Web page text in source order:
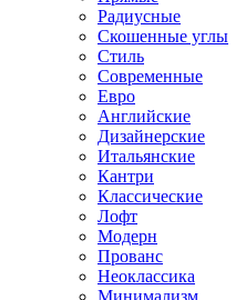
Радиусные
Скошенные углы
Стиль
Современные
Евро
Английские
Дизайнерские
Итальянские
Кантри
Классические
Лофт
Модерн
Прованс
Неоклассика
Минимализм